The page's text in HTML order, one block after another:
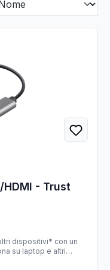
- Trust
dispositivi* con un
su laptop e altri
l’uscita video -